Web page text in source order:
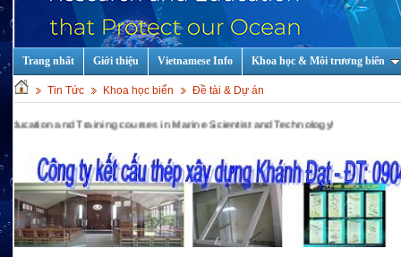
Trang nhất Giới thiệu Vietnamese Info Khoa học & Môi trương biển
Tin Tức Khoa học biển Đề tài & Dự án
and Training courses in Marine Scientist and Technology!